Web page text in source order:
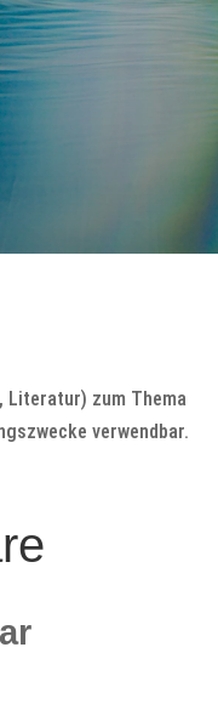
Literatur) zum Thema
verwendbar.